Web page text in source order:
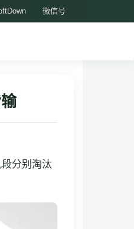
微信号
分别淘汰